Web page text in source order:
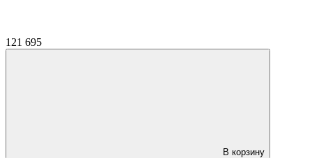
121 695
В корзину